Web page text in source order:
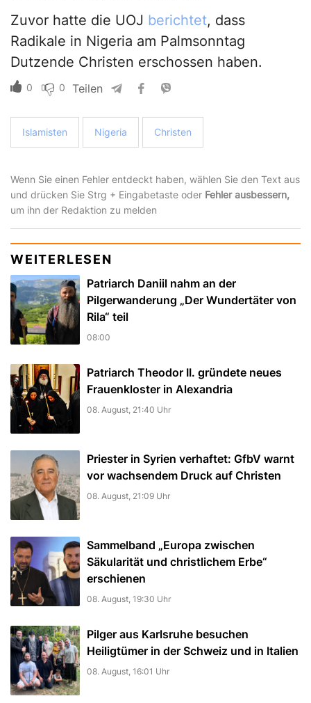
Zuvor hatte die UOJ berichtet, dass
Radikale in Nigeria am Palmsonntag
Dutzende Christen erschossen haben.
0 0 Teilen
Islamisten Nigeria Christen
Wenn Sie einen Fehler entdeckt haben, wählen Sie den Text aus
und drücken Sie Strg + Eingabetaste oder Fehler ausbessern,
um ihn der Redaktion zu melden
WEITERLESEN
Patriarch Daniil nahm an der
Pilgerwanderung „Der Wundertäter von
Rila“ teil
08:00
Patriarch Theodor II. gründete neues
Frauenkloster in Alexandria
08. August, 21:40 Uhr
Priester in Syrien verhaftet: GfbV warnt
vor wachsendem Druck auf Christen
08. August, 21:09 Uhr
Sammelband „Europa zwischen
Säkularität und christlichem Erbe“
erschienen
08. August, 19:30 Uhr
Pilger aus Karlsruhe besuchen
Heiligtümer in der Schweiz und in Italien
08. August, 16:01 Uhr